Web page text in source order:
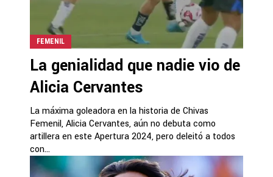
FEMENIL
La genialidad que nadie vio de
Alicia Cervantes
La máxima goleadora en la historia de Chivas
Femenil, Alicia Cervantes, aún no debuta como
artillera en este Apertura 2024, pero deleitó a todos
con...